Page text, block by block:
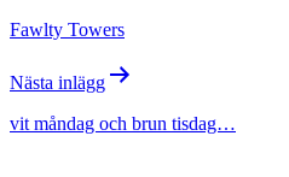
Fawlty Towers
Nästa inlägg
vit måndag och brun tisdag…